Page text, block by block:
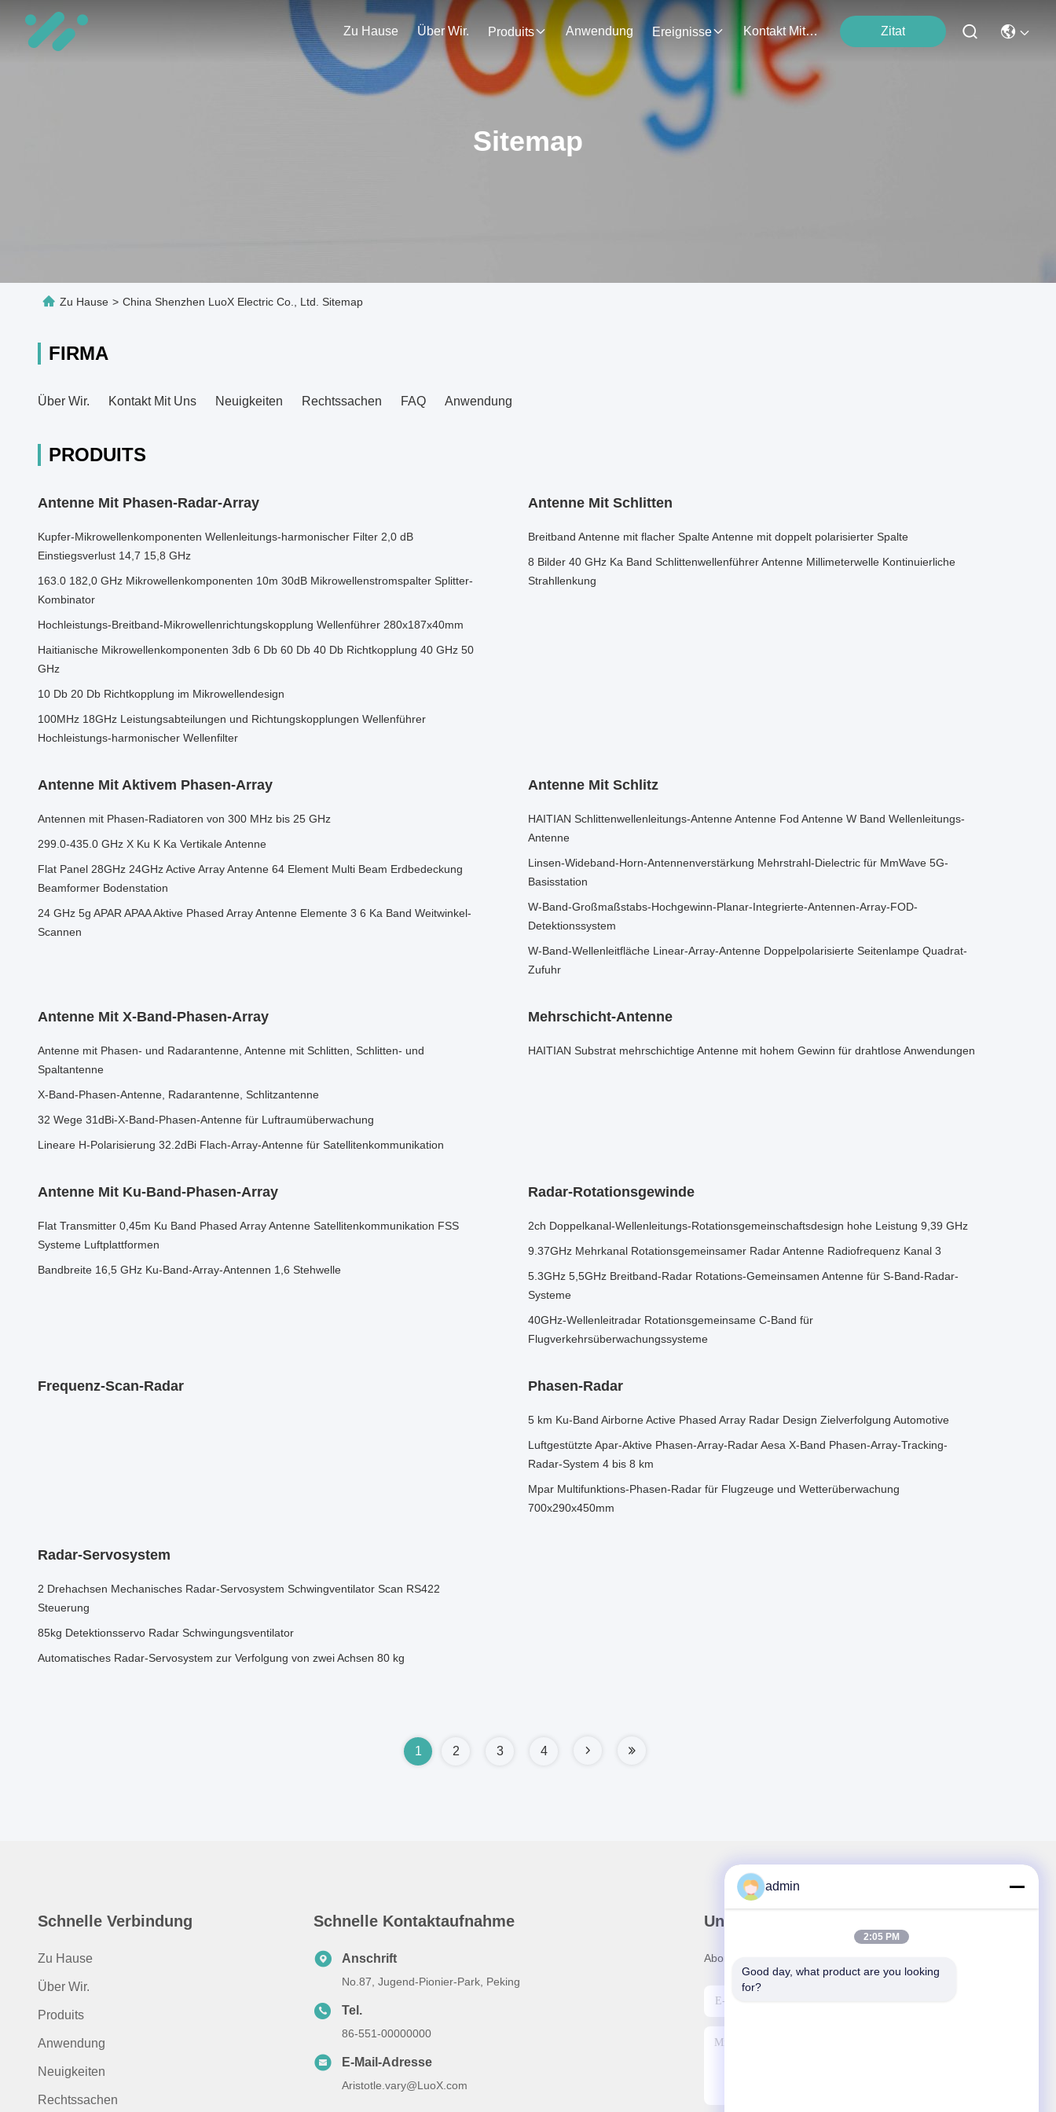
Zu Hause Über Wir. Produits Anwendung Ereignisse Kontakt Mit Uns Zitat
Sitemap
Zu Hause > China Shenzhen LuoX Electric Co., Ltd. Sitemap
FIRMA
Über Wir. Kontakt Mit Uns Neuigkeiten Rechtssachen FAQ Anwendung
PRODUITS
Antenne Mit Phasen-Radar-Array
Kupfer-Mikrowellenkomponenten Wellenleitungs-harmonischer Filter 2,0 dB
Einstiegsverlust 14,7 15,8 GHz
163.0 182,0 GHz Mikrowellenkomponenten 10m 30dB Mikrowellenstromspalter Splitter-
Kombinator
Hochleistungs-Breitband-Mikrowellenrichtungskopplung Wellenführer 280x187x40mm
Haitianische Mikrowellenkomponenten 3db 6 Db 60 Db 40 Db Richtkopplung 40 GHz 50
GHz
10 Db 20 Db Richtkopplung im Mikrowellendesign
100MHz 18GHz Leistungsabteilungen und Richtungskopplungen Wellenführer
Hochleistungs-harmonischer Wellenfilter
Antenne Mit Schlitten
Breitband Antenne mit flacher Spalte Antenne mit doppelt polarisierter Spalte
8 Bilder 40 GHz Ka Band Schlittenwellenführer Antenne Millimeterwelle Kontinuierliche
Strahllenkung
Antenne Mit Aktivem Phasen-Array
Antennen mit Phasen-Radiatoren von 300 MHz bis 25 GHz
299.0-435.0 GHz X Ku K Ka Vertikale Antenne
Flat Panel 28GHz 24GHz Active Array Antenne 64 Element Multi Beam Erdbedeckung
Beamformer Bodenstation
24 GHz 5g APAR APAA Aktive Phased Array Antenne Elemente 3 6 Ka Band Weitwinkel-
Scannen
Antenne Mit Schlitz
HAITIAN Schlittenwellenleitungs-Antenne Antenne Fod Antenne W Band Wellenleitungs-
Antenne
Linsen-Wideband-Horn-Antennenverstärkung Mehrstrahl-Dielectric für MmWave 5G-
Basisstation
W-Band-Großmaßstabs-Hochgewinn-Planar-Integrierte-Antennen-Array-FOD-
Detektionssystem
W-Band-Wellenleitfläche Linear-Array-Antenne Doppelpolarisierte Seitenlampe Quadrat-
Zufuhr
Antenne Mit X-Band-Phasen-Array
Antenne mit Phasen- und Radarantenne, Antenne mit Schlitten, Schlitten- und
Spaltantenne
X-Band-Phasen-Antenne, Radarantenne, Schlitzantenne
32 Wege 31dBi-X-Band-Phasen-Antenne für Luftraumüberwachung
Lineare H-Polarisierung 32.2dBi Flach-Array-Antenne für Satellitenkommunikation
Mehrschicht-Antenne
HAITIAN Substrat mehrschichtige Antenne mit hohem Gewinn für drahtlose Anwendungen
Antenne Mit Ku-Band-Phasen-Array
Flat Transmitter 0,45m Ku Band Phased Array Antenne Satellitenkommunikation FSS
Systeme Luftplattformen
Bandbreite 16,5 GHz Ku-Band-Array-Antennen 1,6 Stehwelle
Radar-Rotationsgewinde
2ch Doppelkanal-Wellenleitungs-Rotationsgemeinschaftsdesign hohe Leistung 9,39 GHz
9.37GHz Mehrkanal Rotationsgemeinsamer Radar Antenne Radiofrequenz Kanal 3
5.3GHz 5,5GHz Breitband-Radar Rotations-Gemeinsamen Antenne für S-Band-Radar-
Systeme
40GHz-Wellenleitradar Rotationsgemeinsame C-Band für
Flugverkehrsüberwachungssysteme
Frequenz-Scan-Radar Phasen-Radar
5 km Ku-Band Airborne Active Phased Array Radar Design Zielverfolgung Automotive
Luftgestützte Apar-Aktive Phasen-Array-Radar Aesa X-Band Phasen-Array-Tracking-
Radar-System 4 bis 8 km
Mpar Multifunktions-Phasen-Radar für Flugzeuge und Wetterüberwachung
700x290x450mm
Radar-Servosystem
2 Drehachsen Mechanisches Radar-Servosystem Schwingventilator Scan RS422
Steuerung
85kg Detektionsservo Radar Schwingungsventilator
Automatisches Radar-Servosystem zur Verfolgung von zwei Achsen 80 kg
1 2 3 4
Schnelle Verbindung
Zu Hause
Über Wir.
Produits
Anwendung
Neuigkeiten
Rechtssachen
Schnelle Kontaktaufnahme
Anschrift
No.87, Jugend-Pionier-Park, Peking
Tel.
86-551-00000000
E-Mail-Adresse
Aristotle.vary@LuoX.com
Unser Newsletter
Abonnieren Sie unseren Newsletter für Rabatte und mehr.
admin
2:05 PM
Good day, what product are you looking
for?